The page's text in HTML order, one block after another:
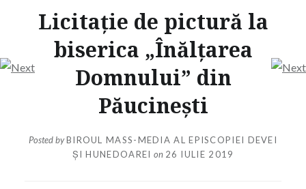
Licitație de pictură la
biserica „Înălțarea
Domnului” din
Păucinești
Posted byBIROUL MASS-MEDIA AL EPISCOPIEI DEVEI
ȘI HUNEDOAREI on 26 IULIE 2019